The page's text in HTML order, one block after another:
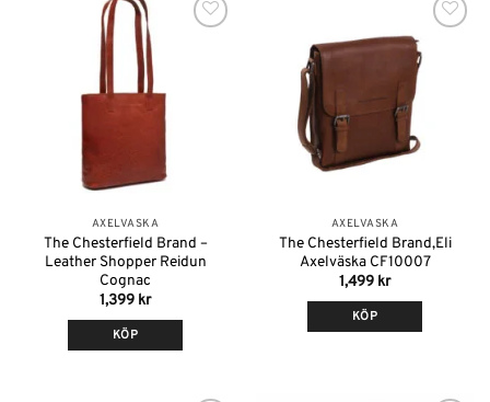
AXELVÄSKA
The Chesterfield Brand –
Leather Shopper Reidun
Cognac
1,399 kr
KÖP
Lägg till i
önskelistan
AXELVÄSKA
The Chesterfield Brand,Eli
Axelväska CF10007
1,499 kr
KÖP